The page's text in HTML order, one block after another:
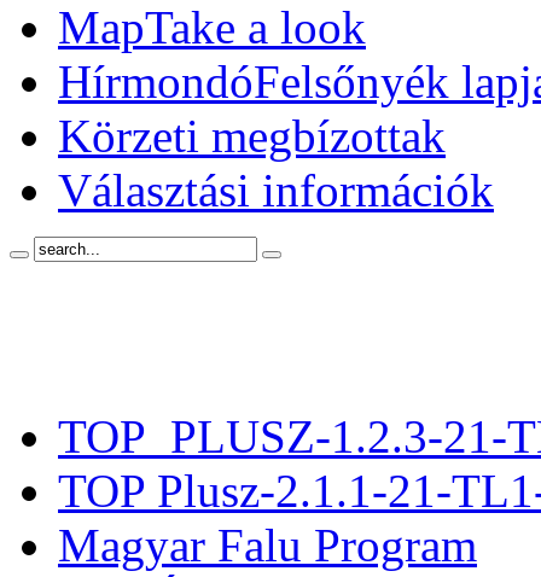
MapTake a look
HírmondóFelsőnyék
Körzeti megbízottak
Választási információk
TOP_PLUSZ-1.2.3-21-
TOP Plusz-2.1.1-21-
Magyar Falu Program